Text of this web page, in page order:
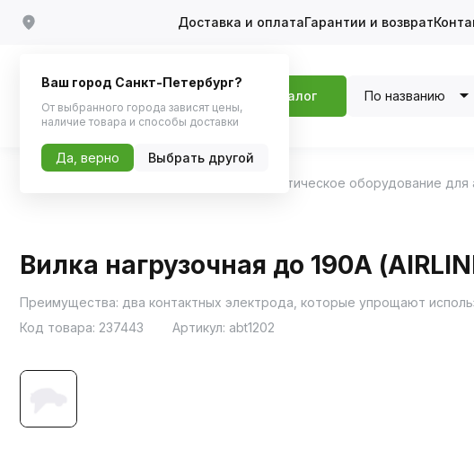
Доставка и оплатаГарантии и возврат
Каталог По названию
Диагностическое оборудование
Вилка нагрузочная до 190А
Преимущества: два контактных электрода, которые упрощают
Код товара: 237443 Артикул: abt1202
Ваш город Санкт-Петербург?
От выбранного города зависят цены,
наличие товара и способы доставки
Да, верно Выбрать другой